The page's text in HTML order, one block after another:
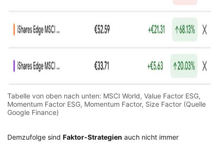
Tabelle von oben nach unten: MSCI World, Value Factor ESG,
Momentum Factor ESG, Momentum Factor, Size Factor (Quelle
Google Finance)
Demzufolge sind Faktor-Strategien auch nicht immer